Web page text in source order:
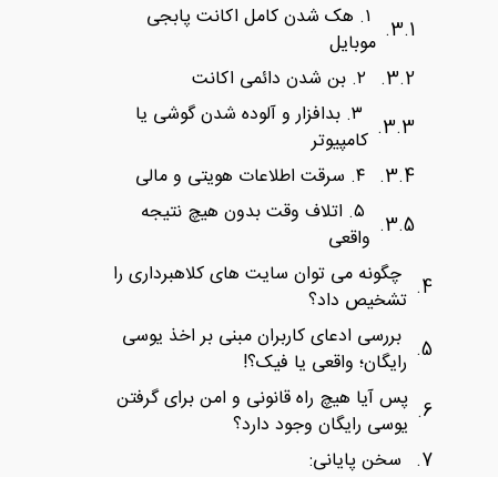
۱. هک شدن کامل اکانت پابجی
موبایل
۳. بدافزار و آلوده شدن گوشی یا
کامپیوتر
۴. سرقت اطلاعات هویتی و مالی
۵. اتلاف وقت بدون هیچ نتیجه
واقعی
چگونه می‌ توان سایت‌ های کلاهبرداری را
تشخیص داد؟
بررسی ادعای کاربران مبنی بر اخذ یوسی
رایگان؛ واقعی یا فیک؟!
پس آیا هیچ راه قانونی و امن برای گرفتن
یوسی رایگان وجود دارد؟
سخن پایانی: